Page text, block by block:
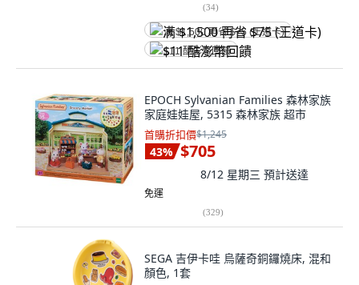
(34)
满 $1,500 再省 $75 (王道卡)
$11 酷澎幣回饋
EPOCH Sylvanian Families 森林家族
家庭娃娃屋, 5315 森林家族 超市
首購折扣價$1,245
43% $705
8/12 星期三 預計送達
免運
(329)
SEGA 吉伊卡哇 烏薩奇銅鑼燒床, 混和
顏色, 1套